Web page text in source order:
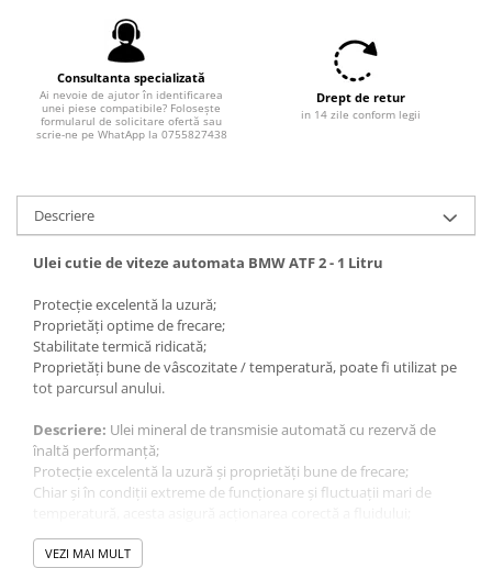
Filtre combustibil
Filtre habitaclu
Filtre uscator
Filtre epurator
Sistem franare
Placute frana
Saboti frana
Senzori uzura placute
Tamburi frana
Cablu frana de mana
Suport etrier
Electrice
Bujii incandescente
Kit distributie
Consultanta specializată
Ai nevoie de ajutor în identificarea
unei piese compatibile? Folosește
formularul de solicitare ofertă sau
scrie-ne pe WhatApp la 0755827438
Drept de retur
in 14 zile conform legii
Descriere
Ulei cutie de viteze automata BMW ATF 2 - 1 Litru
Protecție excelentă la uzură;
Proprietăți optime de frecare;
Stabilitate termică ridicată;
Proprietăți bune de vâscozitate / temperatură, poate fi utilizat pe
tot parcursul anului.
Descriere: Ulei mineral de transmisie automată cu rezervă de
înaltă performanță;
Protecție excelentă la uzură și proprietăți bune de frecare;
Chiar și în condiții extreme de funcționare și fluctuații mari de
Oferă proprietăți excelente de ungere și protecție excepțională la
coroziune;
VEZI MAI MULT